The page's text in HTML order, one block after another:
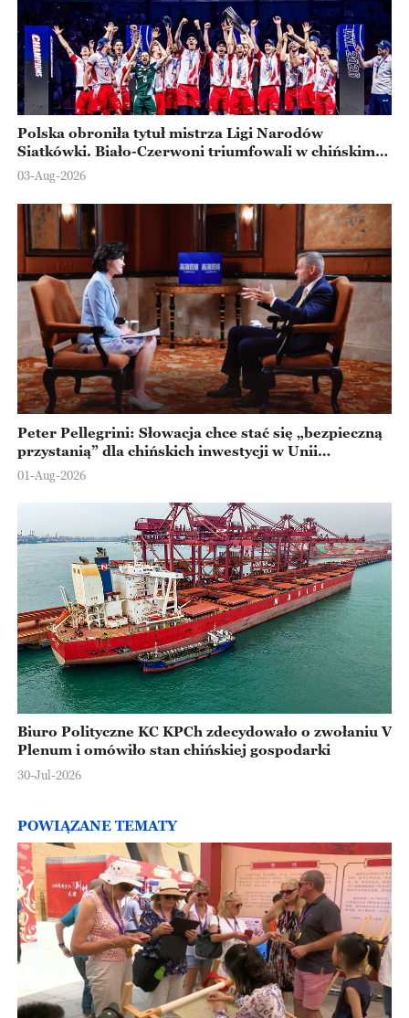
Polska obroniła tytuł mistrza Ligi Narodów
Siatkówki. Biało-Czerwoni triumfowali w chińskim
Ningbo
03-Aug-2026
Peter Pellegrini: Słowacja chce stać się „bezpieczną
przystanią” dla chińskich inwestycji w Unii
Europejskiej
01-Aug-2026
Biuro Polityczne KC KPCh zdecydowało o zwołaniu V
Plenum i omówiło stan chińskiej gospodarki
30-Jul-2026
POWIĄZANE TEMATY